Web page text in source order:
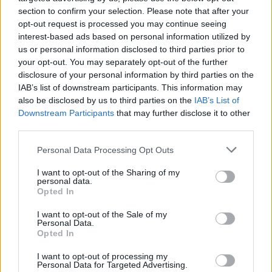
section to confirm your selection. Please note that after your
opt-out request is processed you may continue seeing
interest-based ads based on personal information utilized by
us or personal information disclosed to third parties prior to
your opt-out. You may separately opt-out of the further
disclosure of your personal information by third parties on the
IAB’s list of downstream participants. This information may
also be disclosed by us to third parties on the IAB’s List of
Downstream Participants that may further disclose it to other
Please note that this website/app uses one or more Google
not limited to your visit or usage behaviour. You may click to
grant or deny consent to Google and its third-party tags to
use your data for below specified purposes in below Google
consent section.
Personal Data Processing Opt Outs
I want to opt-out of the Sharing of my
personal data.
Opted In
I want to opt-out of the Sale of my
Personal Data.
Opted In
I want to opt-out of processing my
Personal Data for Targeted Advertising.
filtrisporchi peggiorano la qualità dell’aria e
costringono il motore a lavorare di più. Routine
essenziale: pulizia leggera ogni 2–4 settimane in
piena stagione e lavaggio approfondito ogni inizio
estate. Sequenza: 1) spegnere e staccare
l’alimentazione; 2) rimuovere i filtri; 3) aspirare la
presenti filtri a carboni o antibatterici, seguire la
scadenzadel produttore.
calendario o sullo smartphone due allarmi fissi al
giorno 1 e il giorno 15 dei mesi caldi. Giorno 1:
verifica rapida e aspirazione; giorno 15: lavaggio. In